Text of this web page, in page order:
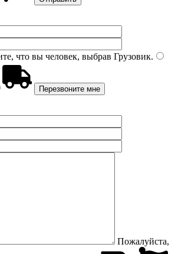
что вы человек, выбрав Грузовик.
Пожалуйста,